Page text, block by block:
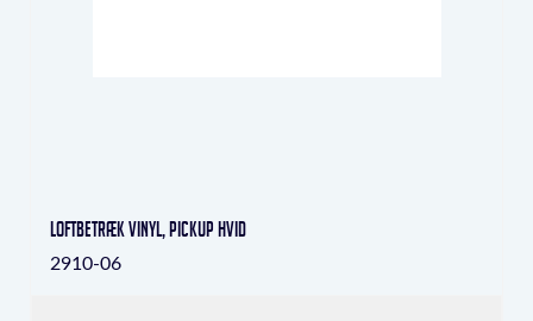
Loftbetræk vinyl, Pickup hvid
2910-06